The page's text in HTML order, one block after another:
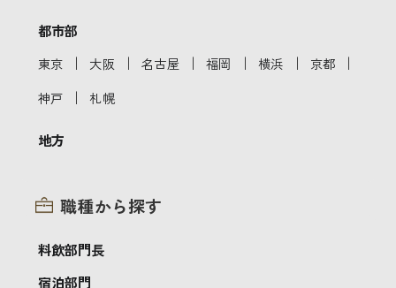
都市部
東京 ｜ 大阪 ｜ 名古屋 ｜ 福岡 ｜ 横浜 ｜ 京都 ｜
神戸 ｜ 札幌
地方
職種から探す
料飲部門長
宿泊部門